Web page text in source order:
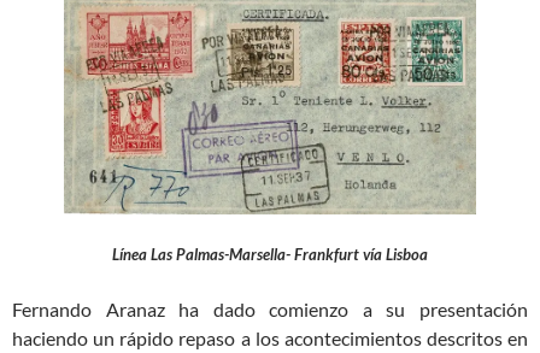
Línea Las Palmas-Marsella- Frankfurt vía Lisboa
Fernando Aranaz ha dado comienzo a su presentación
haciendo un rápido repaso a los acontecimientos descritos en